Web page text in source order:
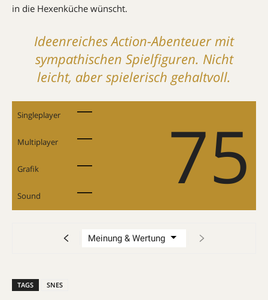
in die Hexenküche wünscht.
Ideenreiches Action-Abenteuer mit
sympathischen Spielfiguren. Nicht
leicht, aber spielerisch gehaltvoll.
Singleplayer 75
Multiplayer
Grafik
Sound
TAGS SNES